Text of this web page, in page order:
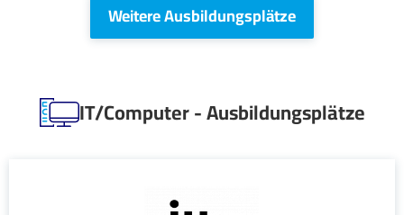
Weitere Ausbildungsplätze
IT/Computer - Ausbildungsplätze